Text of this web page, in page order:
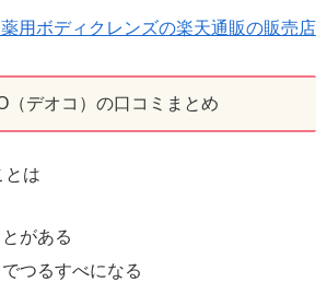
用ボディクレンズの楽天通販の販売店
（デオコ）の口コミまとめ
とは
がある
つるすべになる